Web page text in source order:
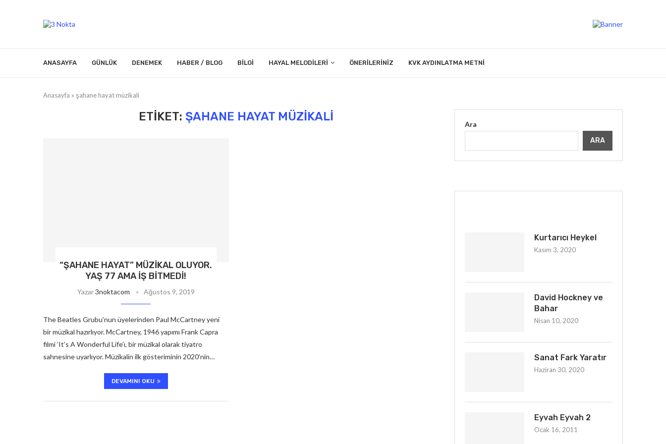
ANASAYFA GÜNLÜK DENEMEK HABER / BLOG BILGI HAYAL MELODILERI ÖNERILERINIZ KVK AYDINLATMA METNI
Anasayfa » şahane hayat müzikali
ETIKET: ŞAHANE HAYAT MÜZIKALI
“ŞAHANE HAYAT” MÜZIKAL OLUYOR.
YAŞ 77 AMA IŞ BITMEDI!
Yazar3noktacom Ağustos 9, 2019
The Beatles Grubu’nun üyelerinden Paul McCartney yeni
bir müzikal hazırlıyor. McCartney, 1946 yapımı Frank Capra
filmi ‘It’s A Wonderful Life’ı, bir müzikal olarak tiyatro
sahnesine uyarlıyor. Müzikalin ilk gösteriminin 2020’nin…
DEVAMINI OKU
Ara
ARA
Kurtarıcı Heykel
Kasım 3, 2020
David Hockney ve
Bahar
Nisan 10, 2020
Sanat Fark Yaratır
Haziran 30, 2020
Eyvah Eyvah 2
Ocak 16, 2011